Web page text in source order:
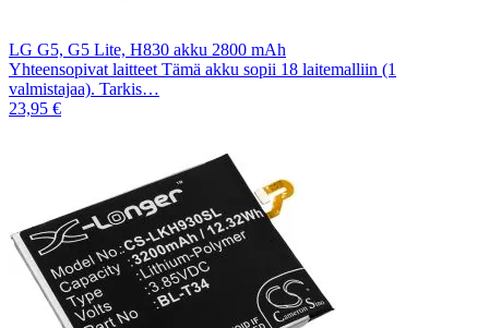
LG G5, G5 Lite, H830 akku 2800 mAh
Yhteensopivat laitteet Tämä akku sopii 18 laitemalliin (1
valmistajaa). Tarkis…
23,95 €